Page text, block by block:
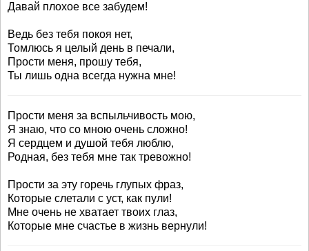
Давай плохое все забудем!
Ведь без тебя покоя нет,
Томлюсь я целый день в печали,
Прости меня, прошу тебя,
Ты лишь одна всегда нужна мне!
Прости меня за вспыльчивость мою,
Я знаю, что со мною очень сложно!
Я сердцем и душой тебя люблю,
Родная, без тебя мне так тревожно!
Прости за эту горечь глупых фраз,
Которые слетали с уст, как пули!
Мне очень не хватает твоих глаз,
Которые мне счастье в жизнь вернули!